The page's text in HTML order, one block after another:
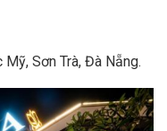
Sơn Trà, Đà Nẵng.